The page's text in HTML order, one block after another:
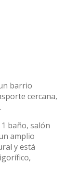
barrio
cercana,
baño, salón
amplio
y está